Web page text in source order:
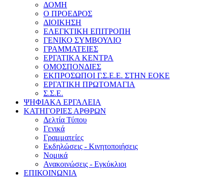
ΔΟΜΗ
Ο ΠΡΟΕΔΡΟΣ
ΔΙΟΙΚΗΣΗ
ΕΛΕΓΚΤΙΚΗ ΕΠΙΤΡΟΠΗ
ΓΕΝΙΚΟ ΣΥΜΒΟΥΛΙΟ
ΓΡΑΜΜΑΤΕΙΕΣ
ΕΡΓΑΤΙΚΑ ΚΕΝΤΡΑ
ΟΜΟΣΠΟΝΔΙΕΣ
ΕΚΠΡΟΣΩΠΟΙ Γ.Σ.Ε.Ε. ΣΤΗΝ ΕΟΚΕ
ΕΡΓΑΤΙΚΗ ΠΡΩΤΟΜΑΓΙΑ
Σ.Σ.Ε.
ΨΗΦΙΑΚΑ ΕΡΓΑΛΕΙΑ
ΚΑΤΗΓΟΡΙΕΣ ΑΡΘΡΩΝ
Δελτία Τύπου
Γενικά
Γραμματείες
Εκδηλώσεις - Κινητοποιήσεις
Νομικά
Ανακοινώσεις - Εγκύκλιοι
ΕΠΙΚΟΙΝΩΝΙΑ